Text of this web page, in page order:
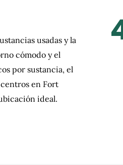
usadas y la
cómodo y el
por sustancia, el
en Fort
ideal.